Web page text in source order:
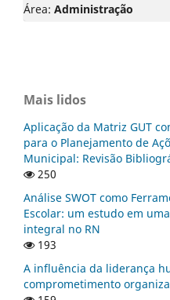
Área: Administração
Mais lidos
Aplicação da Matriz GUT
para o Planejamento de
Municipal: Revisão
250
Análise SWOT como
Escolar: um estudo em
integral no RN
193
A influência da liderança
comprometimento